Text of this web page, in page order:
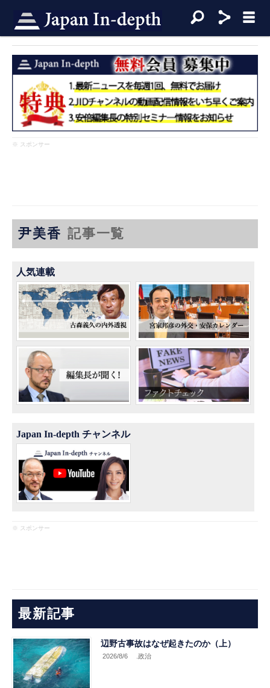
※ スポンサー
尹美香 記事一覧
人気連載
Japan In-depth チャンネル
※ スポンサー
最新記事
辺野古事故はなぜ起きたのか（上）
2026/8/6 .政治